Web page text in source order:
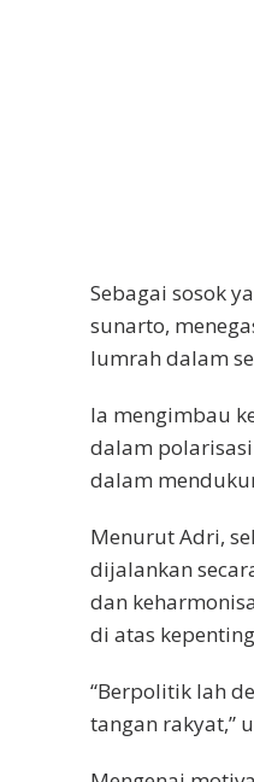
Sebagai sosok
sunarto,
lumrah dalam
Ia mengimbau
dalam
dalam
Menurut Adri,
dijalankan
dan
di atas
“Berpolitik lah
tangan rakyat,”